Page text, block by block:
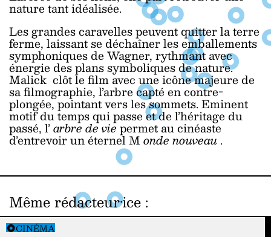
nature tant idéalisée.
Les grandes caravelles peuvent quitter la terre
ferme, laissant se déchaîner les emballements
symphoniques de Wagner, rythmant avec
énergie des plans symboliques de nature.
Malick clôt le film avec une icône majeure de
sa filmographie, l’arbre capté en contre-
plongée, pointant vers les sommets. Eminent
motif du temps qui passe et de l’héritage du
passé, l’arbre de viepermet au cinéaste
d’entrevoir un éternel Monde nouveau.
Même rédacteur·ice :
CINÉMA